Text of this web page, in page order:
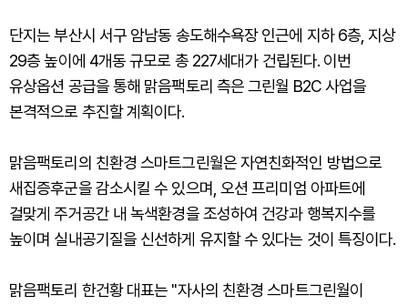
단지는 부산시 서구 암남동 송도해수욕장 인근에 지하 6층, 지상
29층 높이에 4개동 규모로 총 227세대가 건립된다. 이번
유상옵션 공급을 통해 맑음팩토리 측은 그린월 B2C 사업을
본격적으로 추진할 계획이다.
맑음팩토리의 친환경 스마트그린월은 자연친화적인 방법으로
새집증후군을 감소시킬 수 있으며, 오션 프리미엄 아파트에
걸맞게 주거공간 내 녹색환경을 조성하여 건강과 행복지수를
높이며 실내공기질을 신선하게 유지할 수 있다는 것이 특징이다.
맑음팩토리 한건황 대표는 "자사의 친환경 스마트그린월이